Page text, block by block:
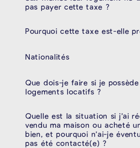
pas payer cette taxe ?
Pourquoi cette taxe est-elle
Nationalités
Que dois-je faire si je
logements locatifs ?
Quelle est la situation si j’ai
vendu ma maison ou acheté
bien, et pourquoi n’ai-je
pas été contacté(e) ?